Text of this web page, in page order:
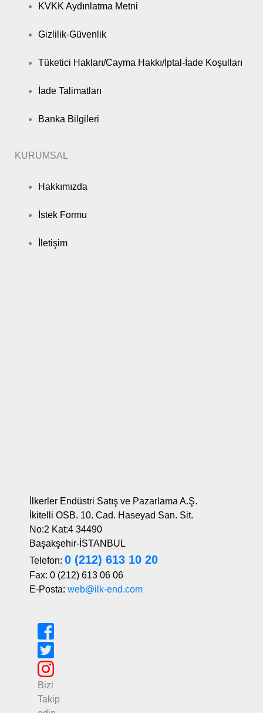
KVKK Aydınlatma Metni
Gizlilik-Güvenlik
Tüketici Hakları/Cayma Hakkı/İptal-İade Koşulları
İade Talimatları
Banka Bilgileri
KURUMSAL
Hakkımızda
İstek Formu
İletişim
İlkerler Endüstri Satış ve Pazarlama A.Ş.
İkitelli OSB. 10. Cad. Haseyad San. Sit.
No:2 Kat:4 34490
Başakşehir-İSTANBUL
Telefon: 0 (212) 613 10 20
Fax: 0 (212) 613 06 06
E-Posta: web@ilk-end.com
Bizi
Takip